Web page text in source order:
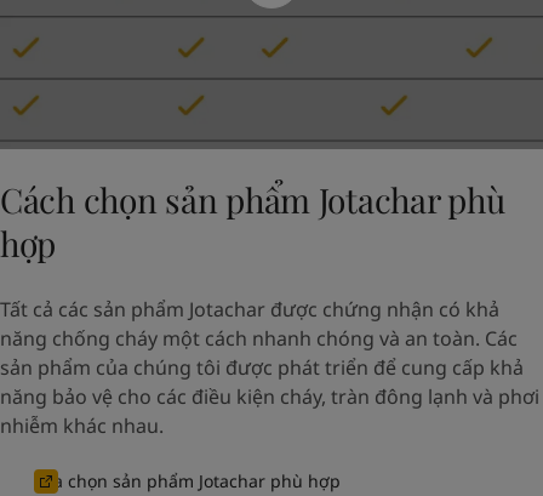
Cách chọn sản phẩm Jotachar phù
hợp
Tất cả các sản phẩm Jotachar được chứng nhận có khả
năng chống cháy một cách nhanh chóng và an toàn. Các
sản phẩm của chúng tôi được phát triển để cung cấp khả
năng bảo vệ cho các điều kiện cháy, tràn đông lạnh và phơi
nhiễm khác nhau.
Lựa chọn sản phẩm Jotachar phù hợp